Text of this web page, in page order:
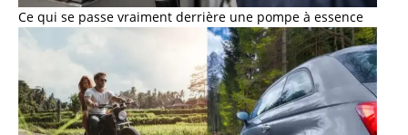
Ce qui se passe vraiment derrière une pompe à essence